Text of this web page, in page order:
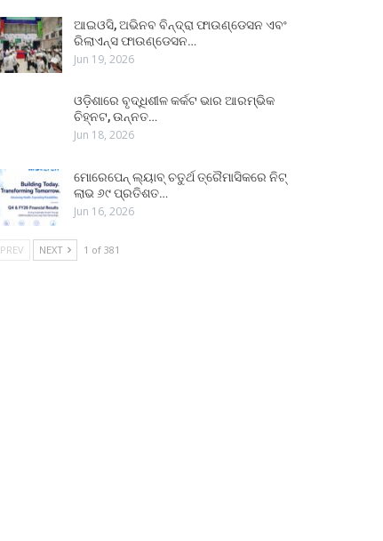
ଆଇଓସି, ଅଭିନବ ବିନ୍ଦ୍ରା ଫାଉଣ୍ଡେସନ ଏବଂ
ରିଲାଏନ୍ସ ଫାଉଣ୍ଡେସନ…
Jun 19, 2026
ଓଡ଼ିଶାରେ ବୃଦ୍ଧିଶୀଳ କର୍କଟ ଭାର ଆରମ୍ଭିକ
ଚିହ୍ନଟ, ଉନ୍ନତ…
Jun 18, 2026
ମୋରେପେନ୍ ଲ୍ୟାବ୍ ଚତୁର୍ଥ ତ୍ରୈମାସିକରେ ନିଟ୍
ଲାଭ ୬୯ ପ୍ରତିଶତ…
Jun 16, 2026
PREV NEXT 1 of 381